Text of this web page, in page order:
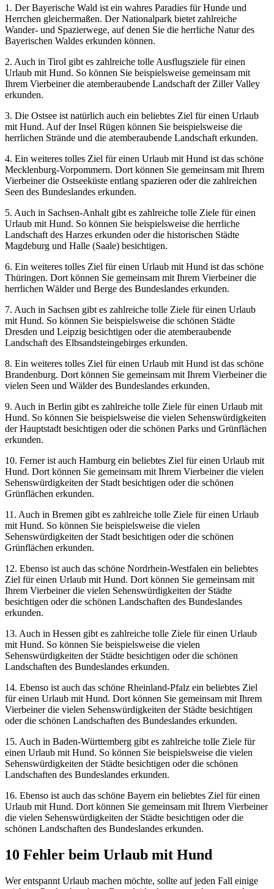
1. Der Bayerische Wald ist ein wahres Paradies für Hunde und
Herrchen gleichermaßen. Der Nationalpark bietet zahlreiche
Wander- und Spazierwege, auf denen Sie die herrliche Natur des
Bayerischen Waldes erkunden können.
2. Auch in Tirol gibt es zahlreiche tolle Ausflugsziele für einen
Urlaub mit Hund. So können Sie beispielsweise gemeinsam mit
Ihrem Vierbeiner die atemberaubende Landschaft der Ziller Valley
erkunden.
3. Die Ostsee ist natürlich auch ein beliebtes Ziel für einen Urlaub
mit Hund. Auf der Insel Rügen können Sie beispielsweise die
herrlichen Strände und die atemberaubende Landschaft erkunden.
4. Ein weiteres tolles Ziel für einen Urlaub mit Hund ist das schöne
Mecklenburg-Vorpommern. Dort können Sie gemeinsam mit Ihrem
Vierbeiner die Ostseeküste entlang spazieren oder die zahlreichen
Seen des Bundeslandes erkunden.
5. Auch in Sachsen-Anhalt gibt es zahlreiche tolle Ziele für einen
Urlaub mit Hund. So können Sie beispielsweise die herrliche
Landschaft des Harzes erkunden oder die historischen Städte
Magdeburg und Halle (Saale) besichtigen.
6. Ein weiteres tolles Ziel für einen Urlaub mit Hund ist das schöne
Thüringen. Dort können Sie gemeinsam mit Ihrem Vierbeiner die
herrlichen Wälder und Berge des Bundeslandes erkunden.
7. Auch in Sachsen gibt es zahlreiche tolle Ziele für einen Urlaub
mit Hund. So können Sie beispielsweise die schönen Städte
Dresden und Leipzig besichtigen oder die atemberaubende
Landschaft des Elbsandsteingebirges erkunden.
8. Ein weiteres tolles Ziel für einen Urlaub mit Hund ist das schöne
Brandenburg. Dort können Sie gemeinsam mit Ihrem Vierbeiner die
vielen Seen und Wälder des Bundeslandes erkunden.
9. Auch in Berlin gibt es zahlreiche tolle Ziele für einen Urlaub mit
Hund. So können Sie beispielsweise die vielen Sehenswürdigkeiten
der Hauptstadt besichtigen oder die schönen Parks und Grünflächen
erkunden.
10. Ferner ist auch Hamburg ein beliebtes Ziel für einen Urlaub mit
Hund. Dort können Sie gemeinsam mit Ihrem Vierbeiner die vielen
Sehenswürdigkeiten der Stadt besichtigen oder die schönen
Grünflächen erkunden.
11. Auch in Bremen gibt es zahlreiche tolle Ziele für einen Urlaub
mit Hund. So können Sie beispielsweise die vielen
Sehenswürdigkeiten der Stadt besichtigen oder die schönen
Grünflächen erkunden.
12. Ebenso ist auch das schöne Nordrhein-Westfalen ein beliebtes
Ziel für einen Urlaub mit Hund. Dort können Sie gemeinsam mit
Ihrem Vierbeiner die vielen Sehenswürdigkeiten der Städte
besichtigen oder die schönen Landschaften des Bundeslandes
erkunden.
13. Auch in Hessen gibt es zahlreiche tolle Ziele für einen Urlaub
mit Hund. So können Sie beispielsweise die vielen
Sehenswürdigkeiten der Städte besichtigen oder die schönen
Landschaften des Bundeslandes erkunden.
14. Ebenso ist auch das schöne Rheinland-Pfalz ein beliebtes Ziel
für einen Urlaub mit Hund. Dort können Sie gemeinsam mit Ihrem
Vierbeiner die vielen Sehenswürdigkeiten der Städte besichtigen
oder die schönen Landschaften des Bundeslandes erkunden.
15. Auch in Baden-Württemberg gibt es zahlreiche tolle Ziele für
einen Urlaub mit Hund. So können Sie beispielsweise die vielen
Sehenswürdigkeiten der Städte besichtigen oder die schönen
Landschaften des Bundeslandes erkunden.
16. Ebenso ist auch das schöne Bayern ein beliebtes Ziel für einen
Urlaub mit Hund. Dort können Sie gemeinsam mit Ihrem Vierbeiner
die vielen Sehenswürdigkeiten der Städte besichtigen oder die
schönen Landschaften des Bundeslandes erkunden.
10 Fehler beim Urlaub mit Hund
Wer entspannt Urlaub machen möchte, sollte auf jeden Fall einige